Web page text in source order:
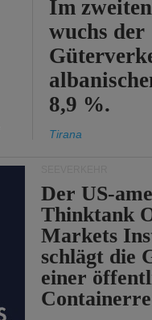
Im
wuchs der
8,9 %.
Tirana
Der US-
Thinktank
Markets
schlägt die
einer